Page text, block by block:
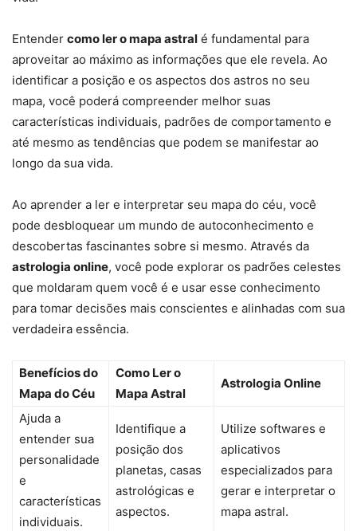
Entender como ler o mapa astral é fundamental para
aproveitar ao máximo as informações que ele revela. Ao
identificar a posição e os aspectos dos astros no seu
mapa, você poderá compreender melhor suas
características individuais, padrões de comportamento e
até mesmo as tendências que podem se manifestar ao
longo da sua vida.
Ao aprender a ler e interpretar seu mapa do céu, você
pode desbloquear um mundo de autoconhecimento e
descobertas fascinantes sobre si mesmo. Através da
astrologia online, você pode explorar os padrões celestes
que moldaram quem você é e usar esse conhecimento
para tomar decisões mais conscientes e alinhadas com sua
verdadeira essência.
Benefícios do
Mapa do Céu
Como Ler o
Mapa Astral
Astrologia Online
Ajuda a
entender sua
personalidade
e
características
individuais.
Identifique a
posição dos
planetas, casas
astrológicas e
aspectos.
Utilize softwares e
aplicativos
especializados para
gerar e interpretar o
mapa astral.